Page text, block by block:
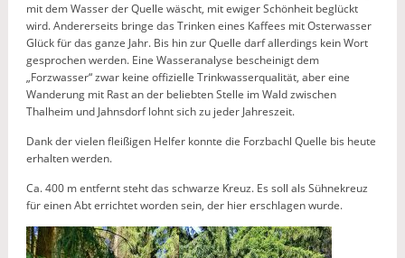
mit dem Wasser der Quelle wäscht, mit ewiger Schönheit beglückt
wird. Andererseits bringe das Trinken eines Kaffees mit Osterwasser
Glück für das ganze Jahr. Bis hin zur Quelle darf allerdings kein Wort
gesprochen werden. Eine Wasseranalyse bescheinigt dem
„Forzwasser“ zwar keine offizielle Trinkwasserqualität, aber eine
Wanderung mit Rast an der beliebten Stelle im Wald zwischen
Thalheim und Jahnsdorf lohnt sich zu jeder Jahreszeit.
Dank der vielen fleißigen Helfer konnte die Forzbachl Quelle bis heute
erhalten werden.
Ca. 400 m entfernt steht das schwarze Kreuz. Es soll als Sühnekreuz
für einen Abt errichtet worden sein, der hier erschlagen wurde.